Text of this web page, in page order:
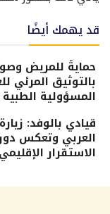
قد يهمك أيضًا
حمايةً للمريض
بالتوثيق المرئي
المسؤولية الطبية
قيادي بالوفد:
العربي وتعكس
الاستقرار الإقليمي